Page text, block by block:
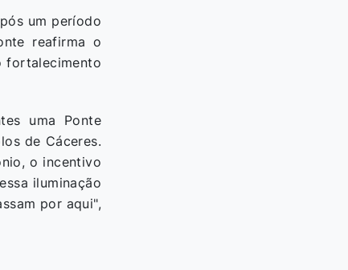
um período
reafirma o
fortalecimento
uma Ponte
de Cáceres.
o incentivo
iluminação
por aqui",